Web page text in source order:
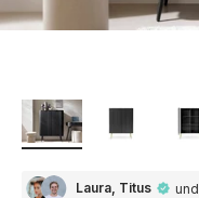
Laura, Titus und